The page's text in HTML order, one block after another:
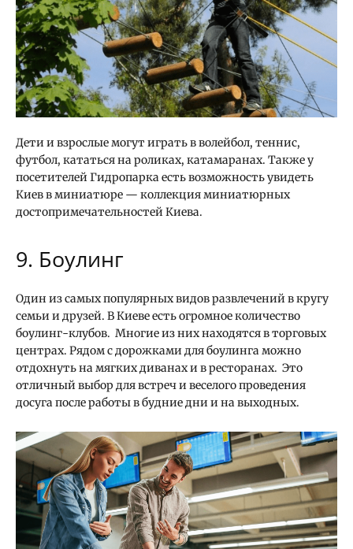
Дети и взрослые могут играть в волейбол, теннис,
футбол, кататься на роликах, катамаранах. Также у
посетителей Гидропарка есть возможность увидеть
Киев в миниатюре — коллекция миниатюрных
достопримечательностей Киева.
9. Боулинг
Один из самых популярных видов развлечений в кругу
семьи и друзей. В Киеве есть огромное количество
боулинг-клубов. Многие из них находятся в торговых
центрах. Рядом с дорожками для боулинга можно
отдохнуть на мягких диванах и в ресторанах. Это
отличный выбор для встреч и веселого проведения
досуга после работы в будние дни и на выходных.